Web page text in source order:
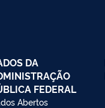
DA
FEDERAL
Abertos